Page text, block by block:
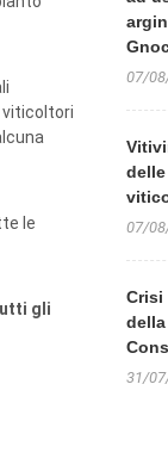
viticoltori
le
gli
07/
07/
Crisi
31/